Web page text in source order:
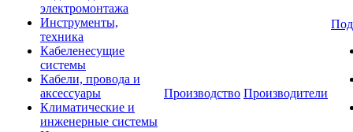
электромонтажа
Инструменты,
техника
Кабеленесущие
системы
Кабели, провода и
аксессуары
Климатические и
инженерные системы
Производство Производители